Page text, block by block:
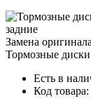
задние
Замена
Тормозные диски
Есть в
Код